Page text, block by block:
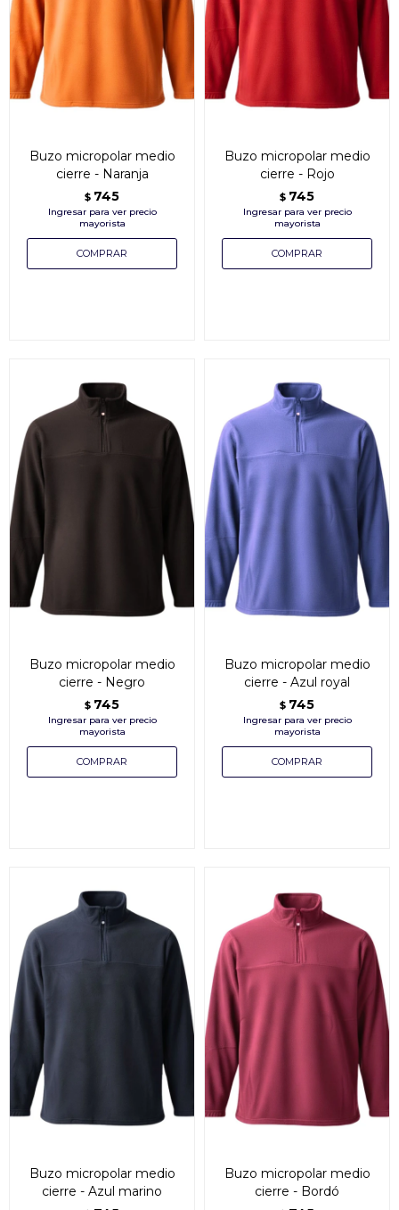
Buzo micropolar medio
cierre - Naranja
$ 745
Buzo micropolar medio
cierre - Rojo
$ 745
Buzo micropolar medio
cierre - Negro
$ 745
Buzo micropolar medio
cierre - Azul royal
$ 745
Buzo micropolar medio
cierre - Azul marino
Buzo micropolar medio
cierre - Bordó